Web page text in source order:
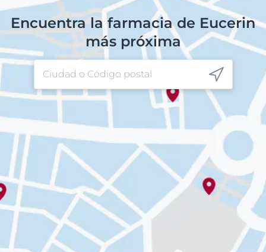
Encuentra la farmacia de Eucerin
más próxima